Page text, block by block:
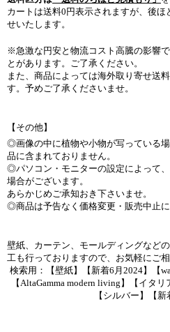
カートは送料0円表示されますが、後
せいたします。
※急激な円安と物流コスト高騰の影響
とがあります。ご了承ください。
また、商品によっては海外取り寄せ送
す。予めご了承くださいませ。
【その他】
◎画像の中に植物や小物が写っている
品に含まれておりません。
◎パソコン・モニターの設定によって
場合がございます。
あらかじめご承知おき下さいませ。
◎商品は予告なく価格変更・販売中止に
壁紙、カーテン、モールディングなど
工も行っておりますので、お気軽にご相
検索用：【壁紙】【新着6月2024】【
【AltaGamma modern living】【イタ
【シルバー】【新